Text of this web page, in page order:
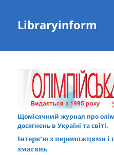
Libraryinform
Щомісячний журнал про
досягнень в Україні та світі.
Інтерв’ю з переможцями
змагань